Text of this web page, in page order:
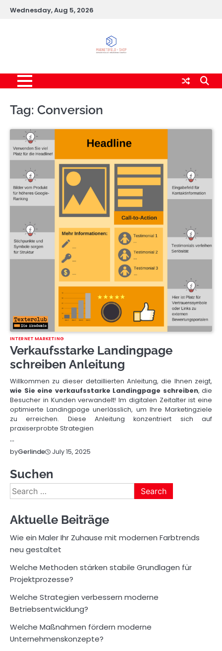
SkipWednesday, Aug 5, 2026
Tag: Conversion
INTERNET MARKETING
Verkaufsstarke Landingpage
schreiben Anleitung
Willkommen zu dieser detaillierten Anleitung, die Ihnen zeigt,
wie Sie eine verkaufsstarke Landingpage schreiben, die
Besucher in Kunden verwandelt! Im digitalen Zeitalter ist eine
optimierte Landingpage unerlässlich, um Ihre Marketingziele
zu erreichen. Diese Anleitung konzentriert sich auf
praxiserprobte Strategien
…
byGerlinde July 15, 2025
Suchen
Search
for:
Aktuelle Beiträge
Wie ein Maler Ihr Zuhause mit modernen Farbtrends
neu gestaltet
Welche Methoden stärken stabile Grundlagen für
Projektprozesse?
Welche Strategien verbessern moderne
Betriebsentwicklung?
Welche Maßnahmen fördern moderne
Unternehmenskonzepte?